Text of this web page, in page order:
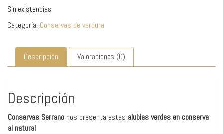
Sin existencias
Categoría: Conservas de verdura
Descripción Valoraciones (0)
Descripción
Conservas Serrano nos presenta estas alubias verdes en conserva
al natural